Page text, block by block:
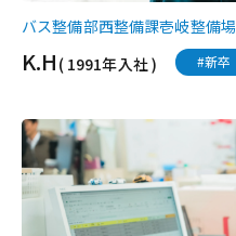
バス整備部西整備課壱岐整備場
K.H ( 1991年入社 ) #新卒